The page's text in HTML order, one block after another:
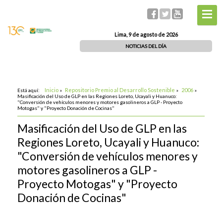
Lima, 9 de agosto de 2026
NOTICIAS DEL DÍA
Está aquí: Inicio » Repositorio Premio al Desarrollo Sostenible » 2006 »
Masificación del Uso de GLP en las Regiones Loreto, Ucayali y Huanuco:
"Conversión de vehículos menores y motores gasolineros a GLP - Proyecto
Motogas" y "Proyecto Donación de Cocinas"
Masificación del Uso de GLP en las
Regiones Loreto, Ucayali y Huanuco:
"Conversión de vehículos menores y
motores gasolineros a GLP -
Proyecto Motogas" y "Proyecto
Donación de Cocinas"